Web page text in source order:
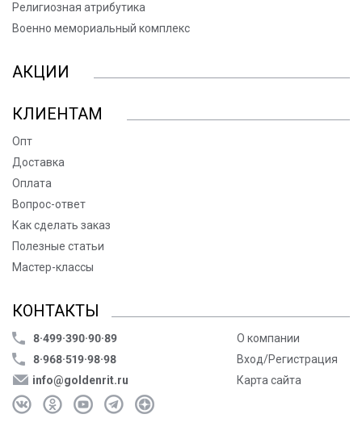
Религиозная атрибутика
Военно мемориальный комплекс
АКЦИИ
КЛИЕНТАМ
Опт
Доставка
Оплата
Вопрос-ответ
Как сделать заказ
Полезные статьи
Мастер-классы
КОНТАКТЫ
8·499·390·90·89
8·968·519·98·98
info@goldenrit.ru
О компании
Вход/Регистрация
Карта сайта